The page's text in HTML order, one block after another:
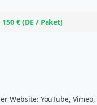
€ (DE / Paket)
YouTube,